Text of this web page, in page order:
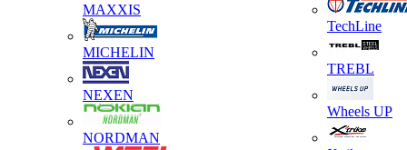
MAXXIS
MICHELIN
NEXEN
NORDMAN
TechLine
TREBL
Wheels UP